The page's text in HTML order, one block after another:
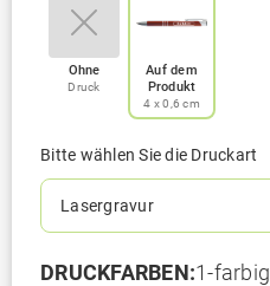
Ohne
Druck
Auf dem
Produkt
4 x 0,6 cm
Bitte wählen Sie die Druckart
Lasergravur
DRUCKFARBEN:1-farbig